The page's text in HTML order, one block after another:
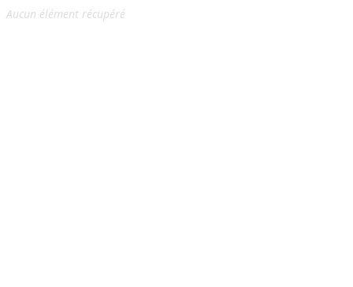
Aucun élément récupéré